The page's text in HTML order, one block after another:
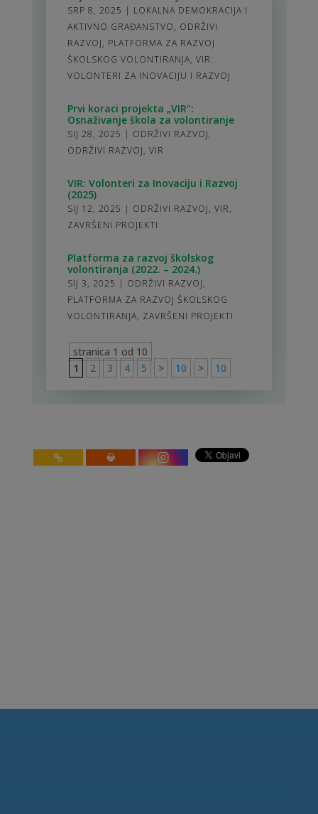
SRP 8, 2025 | LOKALNA DEMOKRACIJA I
AKTIVNO GRAĐANSTVO, ODRŽIVI
RAZVOJ, PLATFORMA ZA RAZVOJ
ŠKOLSKOG VOLONTIRANJA, VIR:
VOLONTERI ZA INOVACIJU I RAZVOJ
Prvi koraci projekta „VIR“:
Osnaživanje škola za volontiranje
SIJ 28, 2025 | ODRŽIVI RAZVOJ,
ODRŽIVI RAZVOJ, VIR
VIR: Volonteri za Inovaciju i Razvoj
(2025)
SIJ 12, 2025 | ODRŽIVI RAZVOJ, VIR,
ZAVRŠENI PROJEKTI
Platforma za razvoj školskog
volontiranja (2022. – 2024.)
SIJ 3, 2025 | ODRŽIVI RAZVOJ,
PLATFORMA ZA RAZVOJ ŠKOLSKOG
VOLONTIRANJA, ZAVRŠENI PROJEKTI
stranica 1 od 10
1
2 3 4 5 > 10 > 10